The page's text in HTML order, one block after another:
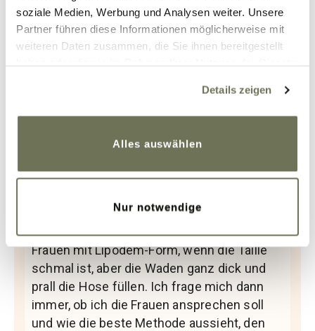
soziale Medien, Werbung und Analysen weiter. Unsere
Partner führen diese Informationen möglicherweise mit
weiteren Daten zusammen, die Sie ihnen bereitgestellt
Cookies, wenn Sie unsere Webseite weiterhin nutzen.
Weitere Informationen finden Sie in unserer
Details zeigen
Alles auswählen
Nur notwendige
Linda
15. Februar 2018 um 12:17 Uhr
Britta, das ist immer wieder krass zu hören
Diagnose hinter sich haben. Danke für Deine
Christina_Rick
Danke für deinen Beitrag! Ich sehe so oft
Frauen mit Lipödem-Form, wenn die Taille
schmal ist, aber die Waden ganz dick und
prall die Hose füllen. Ich frage mich dann
immer, ob ich die Frauen ansprechen soll
und wie die beste Methode aussieht, den